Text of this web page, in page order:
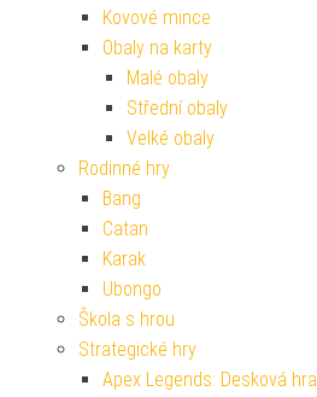
Kovové mince
Obaly na karty
Malé obaly
Střední obaly
Velké obaly
Rodinné hry
Bang
Catan
Karak
Ubongo
Škola s hrou
Strategické hry
Apex Legends: Desková hra